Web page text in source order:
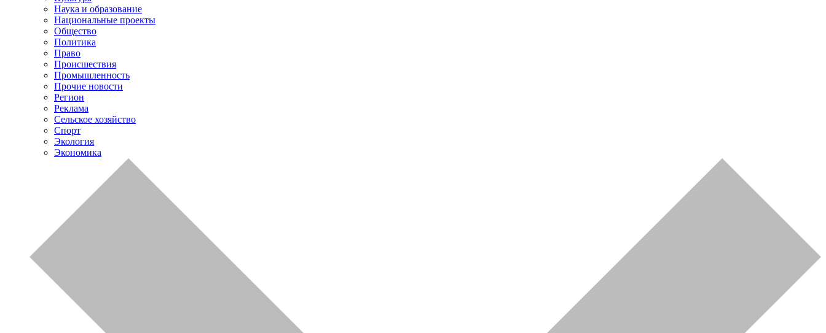
Наука и образование
Национальные проекты
Общество
Политика
Право
Происшествия
Промышленность
Прочие новости
Регион
Реклама
Сельское хозяйство
Спорт
Экология
Экономика